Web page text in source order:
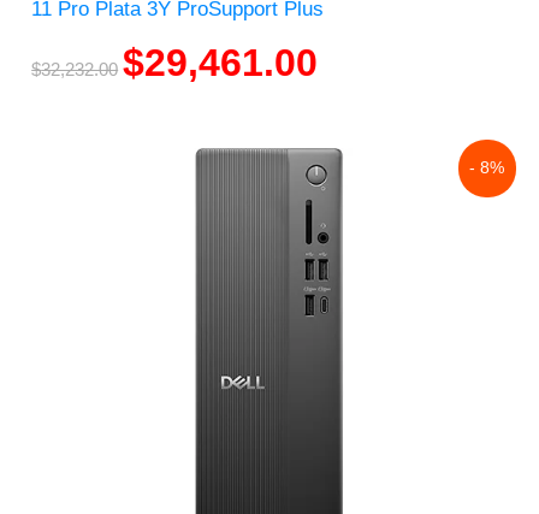
11 Pro Plata 3Y ProSupport Plus
$32,232.00 $29,461.00
- 8%
Current
price
$29,035.00.